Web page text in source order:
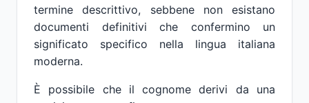
termine descrittivo, sebbene non esistano
documenti definitivi che confermino un
significato specifico nella lingua italiana
moderna.
È possibile che il cognome derivi da una